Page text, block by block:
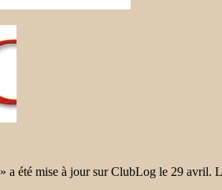
» a été mise à jour sur ClubLog le 29 avril.